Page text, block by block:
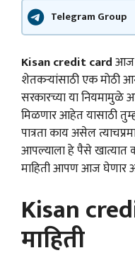
Telegram Group
Kisan credit cardआज
शेतकऱ्यांसाठी एक मोठी
सरकारच्या या नियमामुळे
मिळणार आहेत यासाठी
पात्रता काय असेल
आपल्याला हे पैसे खात्यात
माहिती आपण आज घेणार
Kisan
माहिती